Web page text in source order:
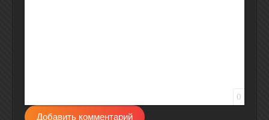
0
Добавить комментарий